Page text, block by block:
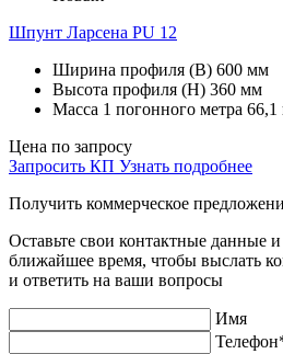
Шпунт Ларсена PU 12
Ширина профиля (В) 600 мм
Высота профиля (Н) 360 мм
Масса 1 погонного метра 66,1
Цена по запросу
Запросить КП Узнать подробнее
Получить коммерческое
Оставьте свои контактные данные
ближайшее время, чтобы выслать
и ответить на ваши вопросы
Имя